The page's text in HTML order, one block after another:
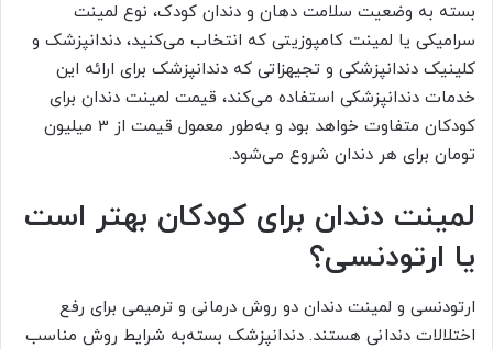
بسته به وضعیت سلامت دهان و دندان کودک، نوع لمینت
سرامیکی یا لمینت کامپوزیتی که انتخاب می‌کنید، دندانپزشک و
کلینیک دندانپزشکی و تجیهزاتی که دندانپزشک برای ارائه این
خدمات دندانپزشکی استفاده می‌کند، قیمت لمینت دندان برای
کودکان متفاوت خواهد بود و به‌طور معمول قیمت از 3 میلیون
تومان برای هر دندان شروع می‌شود.
لمینت دندان برای کودکان بهتر است
یا ارتودنسی؟
ارتودنسی و لمینت دندان دو روش درمانی و ترمیمی برای رفع
اختلالات دندانی هستند. دندانپزشک بسته‌به شرایط روش مناسب